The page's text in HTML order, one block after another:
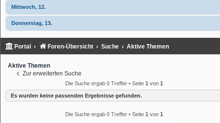
Mittwoch, 12.
Donnerstag, 13.
Portal Foren-Übersicht Suche Aktive Themen
Aktive Themen
Zur erweiterten Suche
Die Suche ergab 0 Treffer • Seite 1 von 1
Es wurden keine passenden Ergebnisse gefunden.
Die Suche ergab 0 Treffer • Seite 1 von 1